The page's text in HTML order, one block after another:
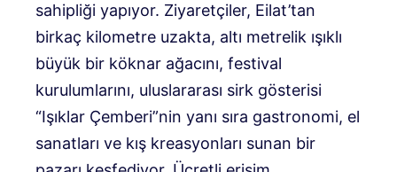
sahipliği yapıyor. Ziyaretçiler, Eilat’tan
birkaç kilometre uzakta, altı metrelik ışıklı
büyük bir köknar ağacını, festival
kurulumlarını, uluslararası sirk gösterisi
“Işıklar Çemberi”nin yanı sıra gastronomi, el
sanatları ve kış kreasyonları sunan bir